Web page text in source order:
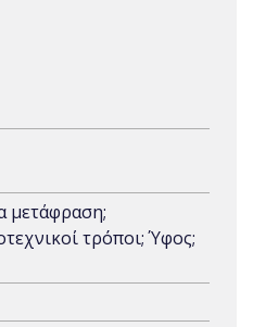
μετάφραση;
τρόποι; Ύφος;